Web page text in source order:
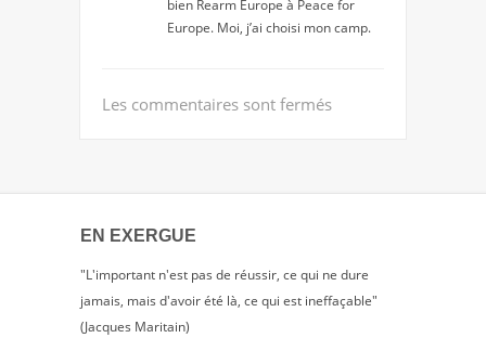
bien Rearm Europe à Peace for
Europe. Moi, j’ai choisi mon camp.
Les commentaires sont fermés
EN EXERGUE
"L'important n'est pas de réussir, ce qui ne dure
jamais, mais d'avoir été là, ce qui est ineffaçable"
(Jacques Maritain)